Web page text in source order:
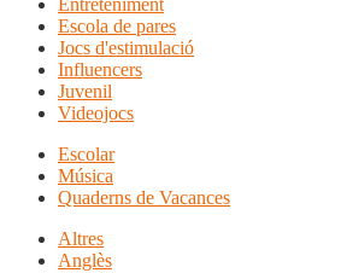
Entreteniment
Escola de pares
Jocs d'estimulació
Influencers
Juvenil
Videojocs
Escolar
Música
Quaderns de Vacances
Altres
Anglès